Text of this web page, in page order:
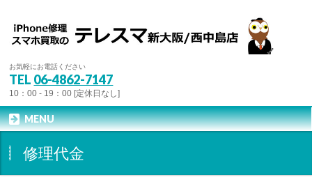
お気軽にお電話ください
TEL 06-4862-7147
10：00 - 19：00 [定休日なし]
MENU
修理代金